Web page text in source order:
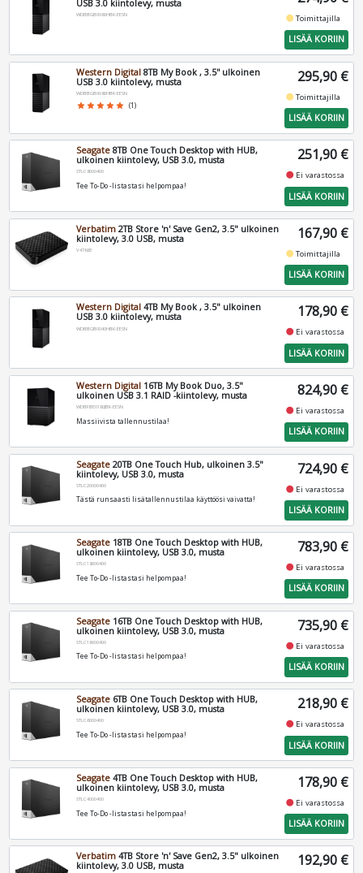
USB 3.0 kiintolevy, musta
WDBBGB0060HBK-EESN fiber_manual_recordToimittajilla
LISÄÄ KORIIN
Western Digital 8TB My Book , 3.5'' ulkoinen
USB 3.0 kiintolevy, musta
WDBBGB0080HBK-EESN
star star star star star (1)
295,90 €
fiber_manual_recordToimittajilla
LISÄÄ KORIIN
Seagate 8TB One Touch Desktop with HUB,
ulkoinen kiintolevy, USB 3.0, musta
STLC8000400
Tee To-Do -listastasi helpompaa!
251,90 €
fiber_manual_record Ei varastossa
LISÄÄ KORIIN
Verbatim 2TB Store 'n' Save Gen2, 3.5" ulkoinen
kiintolevy, 3.0 USB, musta
V47683
167,90 €
fiber_manual_recordToimittajilla
LISÄÄ KORIIN
Western Digital 4TB My Book , 3.5" ulkoinen
USB 3.0 kiintolevy, musta
WDBBGB0040HBK-EESN
178,90 €
fiber_manual_record Ei varastossa
LISÄÄ KORIIN
Western Digital 16TB My Book Duo, 3.5"
ulkoinen USB 3.1 RAID -kiintolevy, musta
WDBFBE0160JBK-EESN
Massiivista tallennustilaa!
824,90 €
fiber_manual_record Ei varastossa
LISÄÄ KORIIN
Seagate 20TB One Touch Hub, ulkoinen 3.5"
kiintolevy, USB 3.0, musta
STLC20000400
Tästä runsaasti lisätallennustilaa käyttöösi vaivatta!
724,90 €
fiber_manual_record Ei varastossa
LISÄÄ KORIIN
Seagate 18TB One Touch Desktop with HUB,
ulkoinen kiintolevy, USB 3.0, musta
STLC18000400
Tee To-Do -listastasi helpompaa!
783,90 €
fiber_manual_record Ei varastossa
LISÄÄ KORIIN
Seagate 16TB One Touch Desktop with HUB,
ulkoinen kiintolevy, USB 3.0, musta
STLC16000400
Tee To-Do -listastasi helpompaa!
735,90 €
fiber_manual_record Ei varastossa
LISÄÄ KORIIN
Seagate 6TB One Touch Desktop with HUB,
ulkoinen kiintolevy, USB 3.0, musta
STLC6000400
Tee To-Do -listastasi helpompaa!
218,90 €
fiber_manual_record Ei varastossa
LISÄÄ KORIIN
Seagate 4TB One Touch Desktop with HUB,
ulkoinen kiintolevy, USB 3.0, musta
STLC4000400
Tee To-Do -listastasi helpompaa!
178,90 €
fiber_manual_record Ei varastossa
LISÄÄ KORIIN
Verbatim 4TB Store 'n' Save Gen2, 3.5" ulkoinen
kiintolevy, 3.0 USB, musta
192,90 €